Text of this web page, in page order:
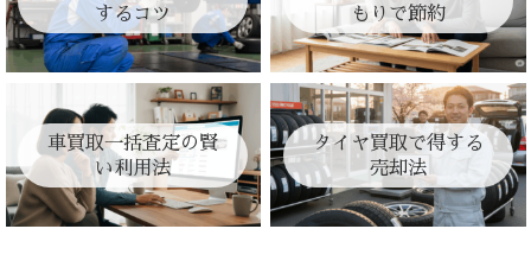
するコツ
もりで節約
車買取一括査定の賢
い利用法
タイヤ買取で得する
売却法